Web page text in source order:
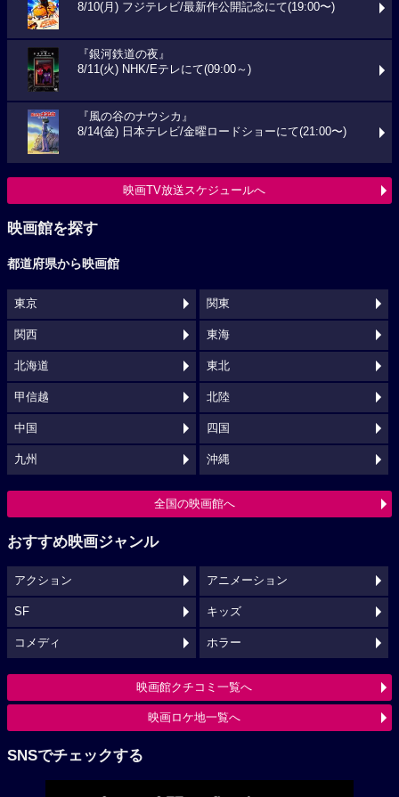
8/10(月) フジテレビ/最新作公開記念にて(19:00〜)
『銀河鉄道の夜』
8/11(火) NHK/Eテレにて(09:00～)
『風の谷のナウシカ』
8/14(金) 日本テレビ/金曜ロードショーにて(21:00〜)
映画TV放送スケジュールへ
映画館を探す
都道府県から映画館
東京 関東
関西 東海
北海道 東北
甲信越 北陸
中国 四国
九州 沖縄
全国の映画館へ
おすすめ映画ジャンル
アクション アニメーション
SF キッズ
コメディ ホラー
映画館クチコミ一覧へ
映画ロケ地一覧へ
SNSでチェックする